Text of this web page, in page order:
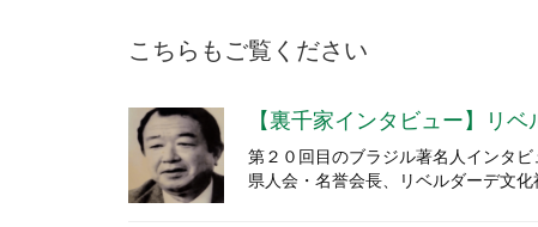
こちらもご覧ください
【裏千家インタビュー】リ
第２０回目のブラジル著名人インタ
県人会・名誉会長、リベルダーデ文